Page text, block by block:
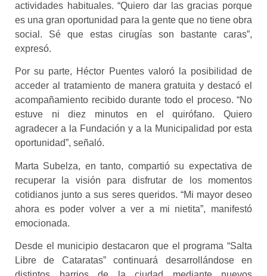
actividades habituales. “Quiero dar las gracias porque
es una gran oportunidad para la gente que no tiene obra
social. Sé que estas cirugías son bastante caras”,
expresó.
Por su parte, Héctor Puentes valoró la posibilidad de
acceder al tratamiento de manera gratuita y destacó el
acompañamiento recibido durante todo el proceso. “No
estuve ni diez minutos en el quirófano. Quiero
agradecer a la Fundación y a la Municipalidad por esta
oportunidad”, señaló.
Marta Subelza, en tanto, compartió su expectativa de
recuperar la visión para disfrutar de los momentos
cotidianos junto a sus seres queridos. “Mi mayor deseo
ahora es poder volver a ver a mi nietita”, manifestó
emocionada.
Desde el municipio destacaron que el programa “Salta
Libre de Cataratas” continuará desarrollándose en